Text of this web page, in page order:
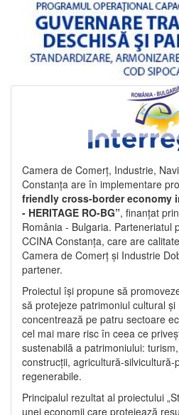
Camera de Comerț, Industrie,
Constanța are în implementare
friendly cross-border economy
- HERITAGE RO-BG”, finanțat
România - Bulgaria. Parteneriatul
CCINA Constanța, care are
Camera de Comerț și Industrie
partener.
Proiectul își propune să
să protejeze patrimoniul cultural
concentrează pe patru sectoare
cel mai mare risc în ceea ce
sustenabilă a patrimoniului:
construcții, agricultură-silvicultură-
regenerabile.
Principalul rezultat al proiectului
unei economii care protejează